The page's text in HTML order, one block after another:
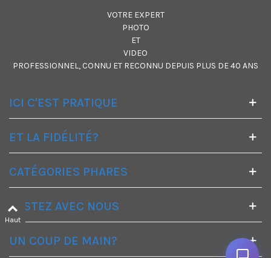
VOTRE EXPERT
PHOTO
ET
VIDEO
PROFESSIONNEL, CONNU ET RECONNU DEPUIS PLUS DE 40 ANS
ICI C'EST PRATIQUE
ET LA FIDÉLITÉ?
CATÉGORIES PHARES
RESTEZ AVEC NOUS
UN COUP DE MAIN?
Haut